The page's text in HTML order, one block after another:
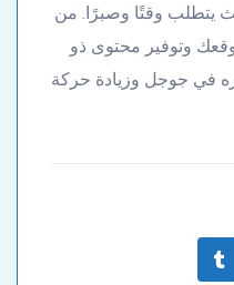
يتطلب وقتًا وصبرًا. من
وتوفير محتوى ذو
في جوجل وزيادة حركة